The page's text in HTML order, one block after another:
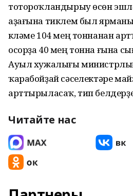
тотороҡландырыу өсөн
аҙағына тиклем был
күләме 104 мең тоннанан
осорҙа 40 мең тонна ғына
Ауыл хужалығы
ҡарабойҙай сәсеүлектәре
арттырыласаҡ, тип
Читайте нас